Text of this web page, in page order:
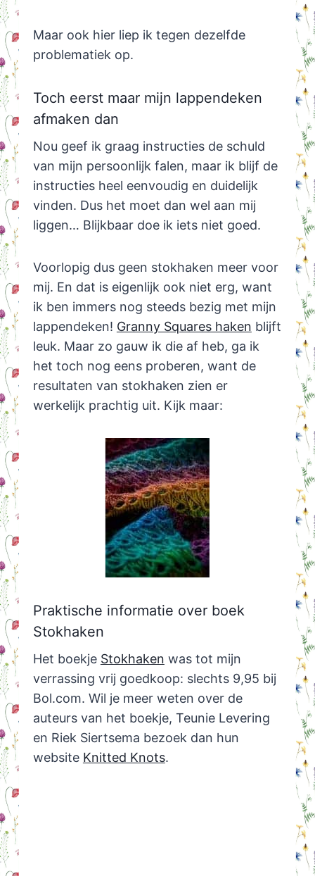
Maar ook hier liep ik tegen dezelfde
problematiek op.
Toch eerst maar mijn lappendeken
afmaken dan
Nou geef ik graag instructies de schuld
van mijn persoonlijk falen, maar ik blijf de
instructies heel eenvoudig en duidelijk
vinden. Dus het moet dan wel aan mij
liggen… Blijkbaar doe ik iets niet goed.
Voorlopig dus geen stokhaken meer voor
mij. En dat is eigenlijk ook niet erg, want
ik ben immers nog steeds bezig met mijn
lappendeken! Granny Squares haken blijft
leuk. Maar zo gauw ik die af heb, ga ik
het toch nog eens proberen, want de
resultaten van stokhaken zien er
werkelijk prachtig uit. Kijk maar:
Praktische informatie over boek
Stokhaken
Het boekje Stokhaken was tot mijn
verrassing vrij goedkoop: slechts 9,95 bij
Bol.com. Wil je meer weten over de
auteurs van het boekje, Teunie Levering
en Riek Siertsema bezoek dan hun
website Knitted Knots.